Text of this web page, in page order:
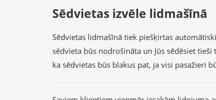
Sēdvietas izvēle lidmašīnā
Sēdvietas lidmašīnā tiek piešķirtas
sēdvieta būs nodrošināta un Jūs sēdēsiet
ka sēdvietas būs blakus pat, ja visi pasažieri